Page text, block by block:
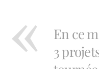
En ce
3